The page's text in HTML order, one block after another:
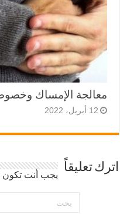
معالجة الإمساك
12 أبريل، 2022
اترك تعليقاً
يجب أنت تكون